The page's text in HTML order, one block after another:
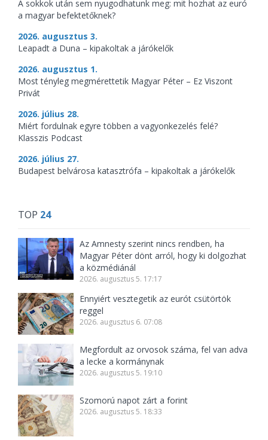
A sokkok után sem nyugodhatunk meg: mit hozhat az euró
a magyar befektetőknek?
2026. augusztus 3.
Leapadt a Duna – kipakoltak a járókelők
2026. augusztus 1.
Most tényleg megmérettetik Magyar Péter – Ez Viszont
Privát
2026. július 28.
Miért fordulnak egyre többen a vagyonkezelés felé?
Klasszis Podcast
2026. július 27.
Budapest belvárosa katasztrófa – kipakoltak a járókelők
TOP 24
Az Amnesty szerint nincs rendben, ha
Magyar Péter dönt arról, hogy ki dolgozhat
a közmédiánál
2026. augusztus 5. 17:17
Ennyiért vesztegetik az eurót csütörtök
reggel
2026. augusztus 6. 07:08
Megfordult az orvosok száma, fel van adva
a lecke a kormánynak
2026. augusztus 5. 19:10
Szomorú napot zárt a forint
2026. augusztus 5. 18:33